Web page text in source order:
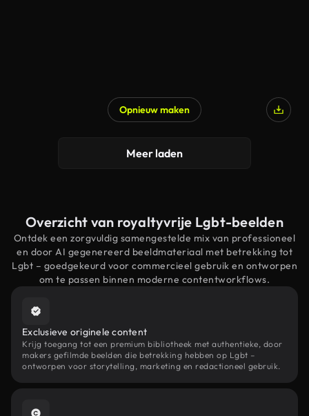
Opnieuw maken
Meer laden
Overzicht van royaltyvrije Lgbt-beelden
Ontdek een zorgvuldig samengestelde mix van professioneel
en door AI gegenereerd beeldmateriaal met betrekking tot
Lgbt – goedgekeurd voor commercieel gebruik en ontworpen
om te passen binnen moderne contentworkflows.
Exclusieve originele content
Krijg toegang tot een premium bibliotheek met authentieke, door
makers gefilmde beelden die betrekking hebben op Lgbt –
ontworpen voor storytelling, marketing en redactioneel gebruik.